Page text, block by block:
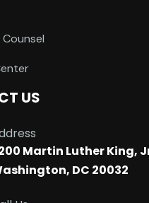
US
Martin Luther King,
DC 20032